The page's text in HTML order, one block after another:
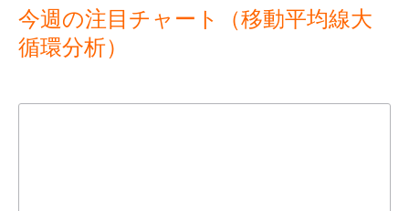
今週の注目チャート（移動平均線大
循環分析）